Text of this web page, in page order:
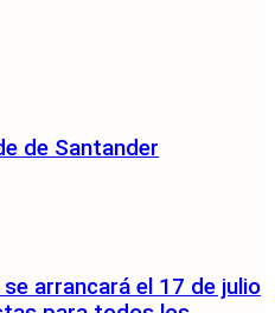
de Santander
arrancará el 17 de julio